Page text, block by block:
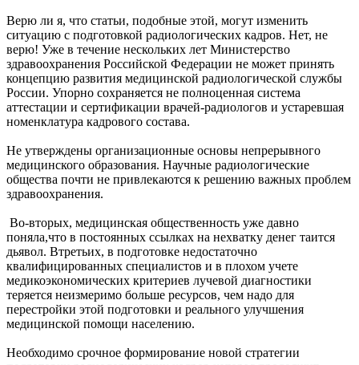
Верю ли я, что статьи, подобные этой, могут изменить
ситуацию с подготовкой радиологических кадров. Нет, не
верю! Уже в течение нескольких лет Министерство
здравоохранения Российской Федерации не может принять
концепцию развития медицинской радиологической службы
России. Упорно сохраняется не полноценная система
аттестации и сертификации врачей-радиологов и устаревшая
номенклатура кадрового состава.
Не утверждены организационные основы непрерывного
медицинского образования. Научные радиологические
общества почти не привлекаются к решению важных проблем
здравоохранения.
Во-вторых, медицинская общественность уже давно
поняла,что в постоянных ссылках на нехватку денег таится
дьявол. Втретьих, в подготовке недостаточно
квалифицированных специалистов и в плохом учете
медикоэкономических критериев лучевой диагностики
теряется неизмеримо больше ресурсов, чем надо для
перестройки этой подготовки и реального улучшения
медицинской помощи населению.
Необходимо срочное формирование новой стратегии